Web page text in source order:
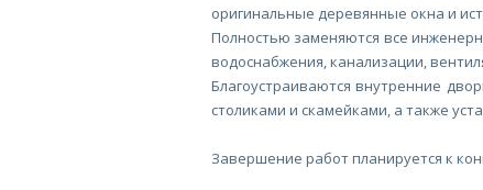
оригинальные деревянные окна и
Полностью заменяются все
водоснабжения, канализации,
Благоустраиваются внутренние
столиками и скамейками, а также
Завершение работ планируется к